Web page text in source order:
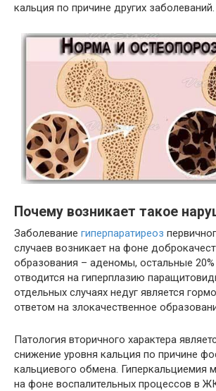
кальция по причине других заболеваний.
Почему возникает такое
Заболевание гиперпаратиреоз
случаев возникает на фоне
образования – аденомы, остальные 20%
отводится на гиперплазию
отдельных случаях недуг является
ответом на злокачественное
Патология вторичного характера
снижение уровня кальция по причине
кальциевого обмена. Гиперкальциемия
на фоне воспалительных процессов в